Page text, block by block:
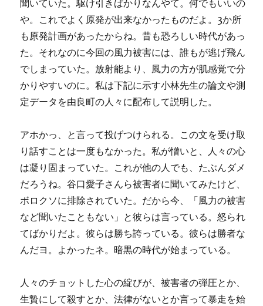
聞いていた。駆け引きばかりなんやて。何でもいいの
や。これでよく原発が出来なかったものだよ。3か所
も原発計画があったからね。昔も恐ろしい時代があっ
た。それなのに今回の風力被害には、誰もが逃げ飛ん
でしまっていた。放射能より、風力の方が肌感覚で分
かりやすいのに。私は下記に示す小林先生の論文や測
定データを由良町の人々に配布して説明した。
アホかっ、と言って投げつけられる。この文を受け取
り話すことは一度もなかった。私が憎いと、人々の心
は凝り固まっていた。これが他の人でも、たぶんダメ
だろうね。谷口愛子さんら被害者に聞いてみたけど、
ボロクソに排除されていた。だから今、「風力の被害
など聞いたこともない」と彼らは言っている。怒られ
てばかりだよ。彼らは勝ち誇っている。彼らは勝者な
んだヨ。よかったネ。暗黒の時代が始まっている。
人々のチョットした心の綻びが、被害者の弾圧とか、
生贄にして殺すとか、法律がないとか言って暴走を始